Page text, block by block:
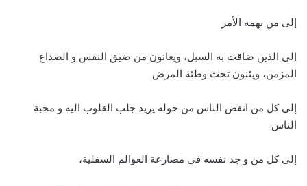
إلى من يهمه الأمر
إلى الذين ضاقت به السبل، ويعانون من ضيق النفس و الصداع
المزمن، ويئنون تحت وطئة المرض
إلى كل من انفض الناس من حوله يريد جلب القلوب اليه و محبة
الناس
إلى كل من و جد نفسه في مصارعة العوالم السفلية،